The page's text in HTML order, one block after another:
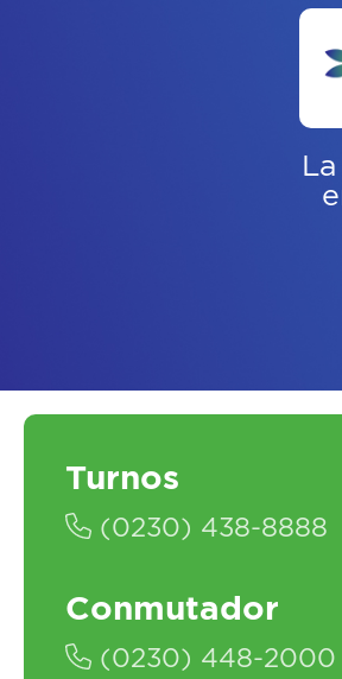
Turnos
(0230) 438-8888
Conmutador
(0230) 448-2000